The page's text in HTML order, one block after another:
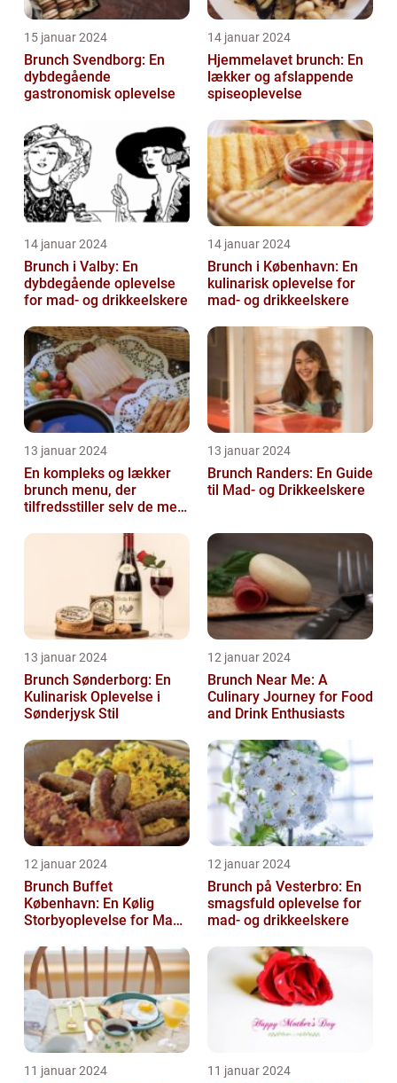
15 januar 2024
Brunch Svendborg: En
dybdegående
gastronomisk oplevelse
14 januar 2024
Hjemmelavet brunch: En
lækker og afslappende
spiseoplevelse
14 januar 2024
Brunch i Valby: En
dybdegående oplevelse
for mad- og drikkeelskere
14 januar 2024
Brunch i København: En
kulinarisk oplevelse for
mad- og drikkeelskere
13 januar 2024
En kompleks og lækker
brunch menu, der
tilfredsstiller selv de mest
13 januar 2024
Brunch Randers: En Guide
til Mad- og Drikkeelskere
13 januar 2024
Brunch Sønderborg: En
Kulinarisk Oplevelse i
Sønderjysk Stil
12 januar 2024
Brunch Near Me: A
Culinary Journey for Food
and Drink Enthusiasts
12 januar 2024
Brunch Buffet
København: En Kølig
Storbyoplevelse for Mad-
12 januar 2024
Brunch på Vesterbro: En
smagsfuld oplevelse for
mad- og drikkeelskere
11 januar 2024 11 januar 2024